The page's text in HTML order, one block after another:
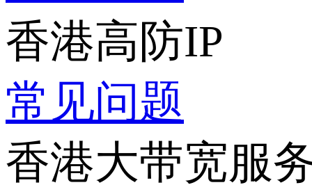
香港高防IP
常见问题
香港大带宽服